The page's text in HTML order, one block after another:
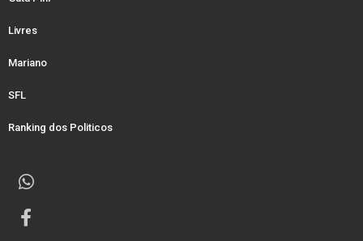
Livres
Mariano
SFL
Ranking dos Politicos